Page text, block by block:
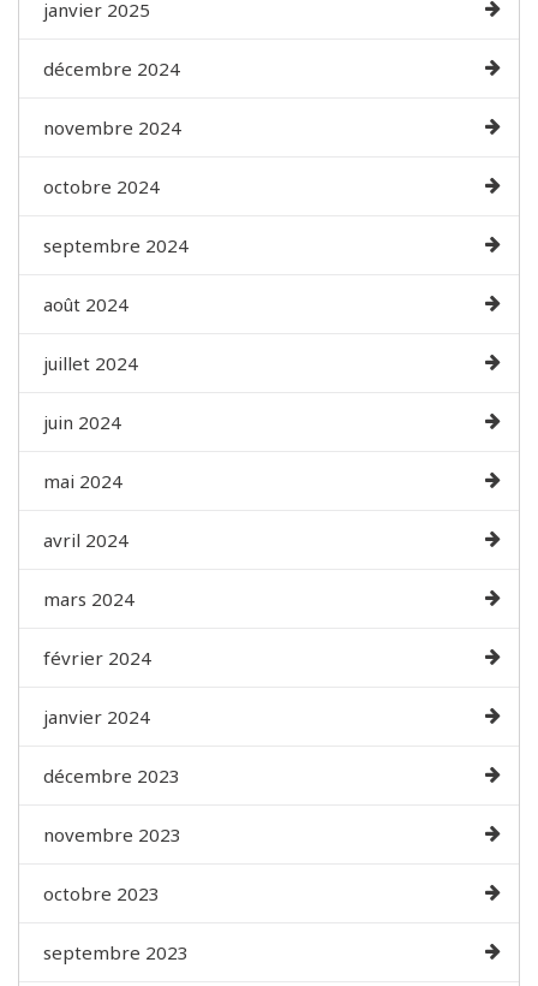
janvier 2025
décembre 2024
novembre 2024
octobre 2024
septembre 2024
août 2024
juillet 2024
juin 2024
mai 2024
avril 2024
mars 2024
février 2024
janvier 2024
décembre 2023
novembre 2023
octobre 2023
septembre 2023